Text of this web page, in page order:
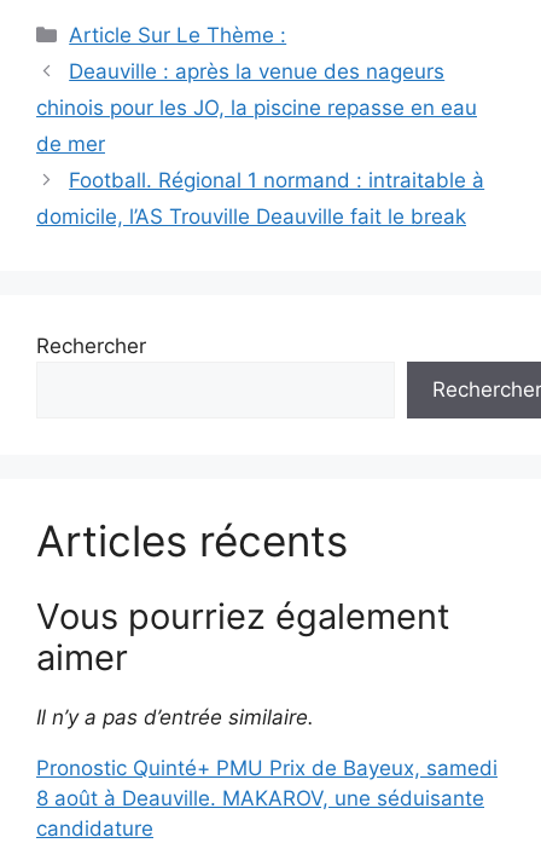
Catégories
Article Sur Le Thème :
Navigation
des
Deauville : après la venue des nageurs
chinois pour les JO, la piscine repasse en eau
de mer
Football. Régional 1 normand : intraitable à
domicile, l’AS Trouville Deauville fait le break
Rechercher
Rechercher
Articles récents
Vous pourriez également
aimer
Il n’y a pas d’entrée similaire.
Pronostic Quinté+ PMU Prix de Bayeux, samedi
8 août à Deauville. MAKAROV, une séduisante
candidature